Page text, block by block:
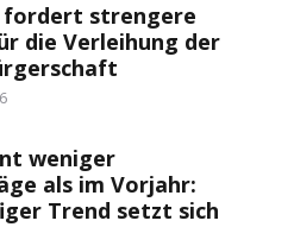
fordert strengere
die Verleihung der
weniger
als im Vorjahr:
Trend setzt sich